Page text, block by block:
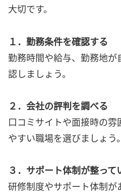
大切です。
１．勤務条件を確認する
勤務時間や給与、勤務地
認しましょう。
２．会社の評判を調べる
口コミサイトや面接時の
やすい職場を選びましょう。
３．サポート体制が整って
研修制度やサポート体制